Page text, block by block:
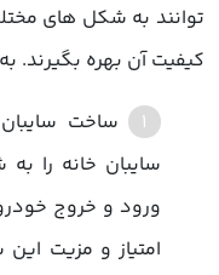
توانند به شکل های
کیفیت آن بهره بگیرند.
ساخت
سایبان خانه را
ورود و خروج
امتیاز و مزیت